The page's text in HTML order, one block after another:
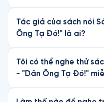
Tác giả của sách nói
Ông Tạ Đó!" là ai?
Tôi có thể nghe thử
- "Dân Ông Tạ Đó!"